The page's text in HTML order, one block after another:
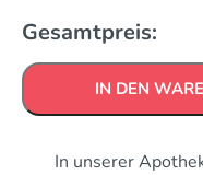
Gesamtpreis:
IN DEN
In unserer